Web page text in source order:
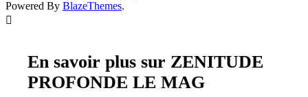
Powered By BlazeThemes.
En savoir plus sur ZENITUDE
PROFONDE LE MAG